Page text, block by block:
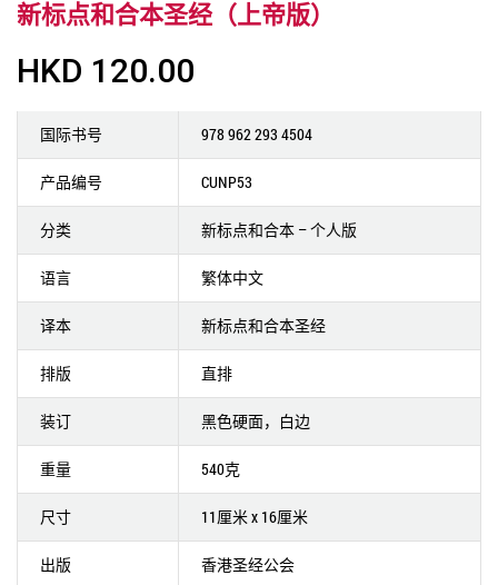
新标点和合本圣经（上帝版）
HKD 120.00
国际书号 978 962 293 4504
产品编号 CUNP53
分类 新标点和合本 – 个人版
语言 繁体中文
译本 新标点和合本圣经
排版 直排
装订 黑色硬面，白边
重量 540克
尺寸 11厘米 x 16厘米
出版 香港圣经公会